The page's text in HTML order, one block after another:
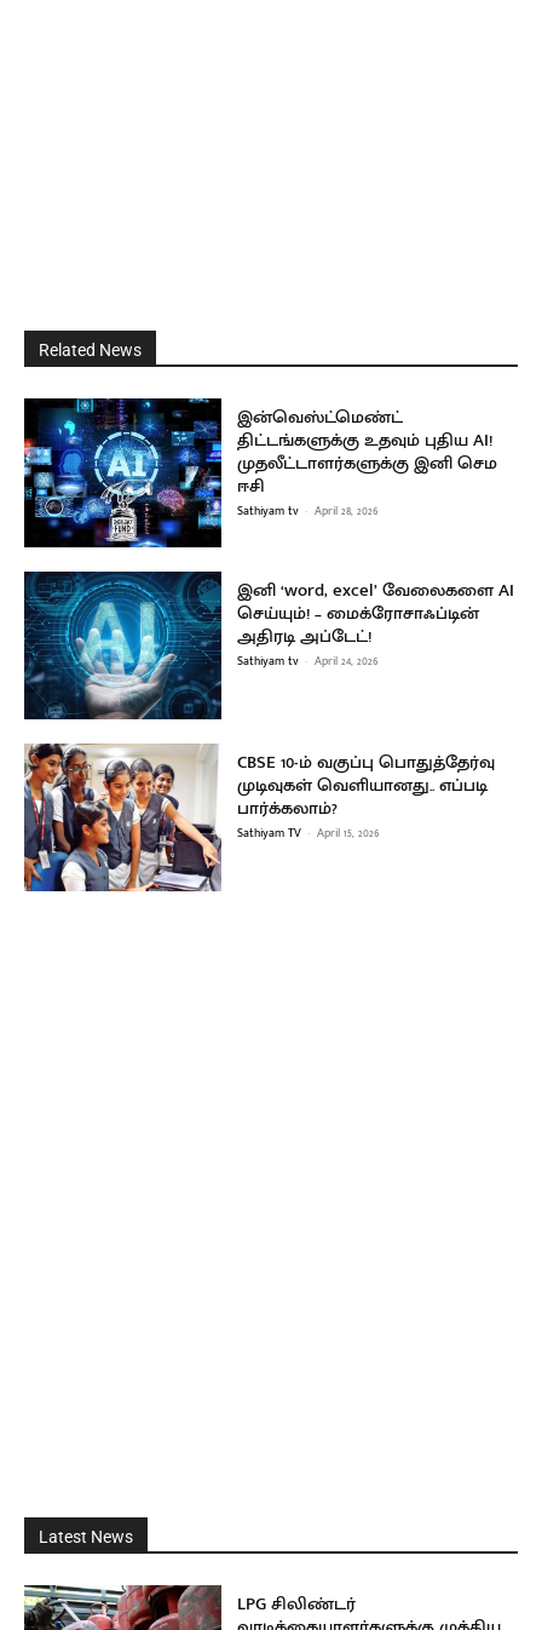
Related News
இன்வெஸ்ட்மெண்ட்
திட்டங்களுக்கு உதவும் புதிய AI!
முதலீட்டாளர்களுக்கு இனி செம
ஈசி
Sathiyam tv - April 28, 2026
இனி ‘word, excel’ வேலைகளை AI
செய்யும்! – மைக்ரோசாஃப்டின்
அதிரடி அப்டேட்!
Sathiyam tv - April 24, 2026
CBSE 10-ம் வகுப்பு பொதுத்தேர்வு
முடிவுகள் வெளியானது.. எப்படி
பார்க்கலாம்?
Sathiyam TV - April 15, 2026
Latest News
LPG சிலிண்டர்